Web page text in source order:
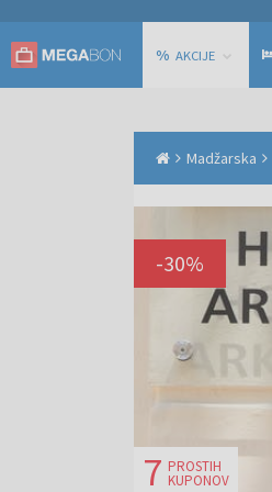
% AKCIJE
Madžarska
-30%
7 PROSTIH
KUPONOV